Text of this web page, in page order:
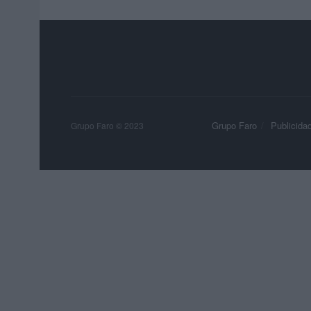
Grupo Faro Publicidad
Grupo Faro © 2023